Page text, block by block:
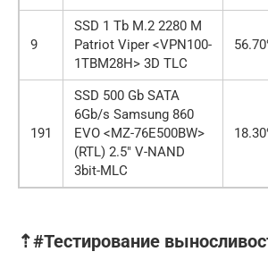
9
SSD 1 Tb M.2 2280 M
Patriot Viper <VPN100-
1TBM28H> 3D TLC
191
SSD 500 Gb SATA
6Gb/s Samsung 860
EVO <MZ-76E500BW>
(RTL) 2.5″ V-NAND
3bit-MLC
⇡#Тестирование